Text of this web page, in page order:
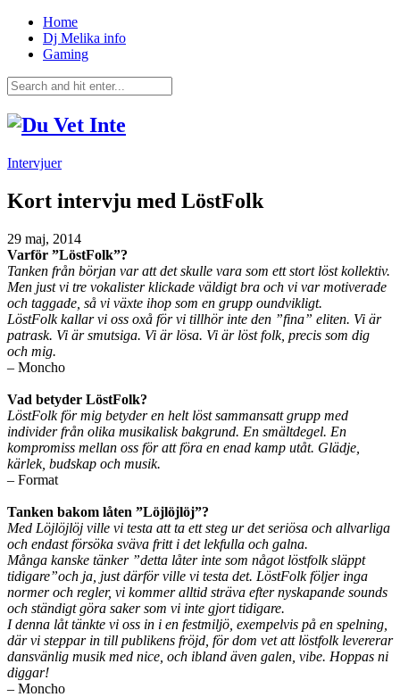
Home
Dj Melika info
Gaming
Intervjuer
Kort intervju med LöstFolk
29 maj, 2014
Varför ”LöstFolk”?
Tanken från början var att det skulle vara som ett stort löst kollektiv.
Men just vi tre vokalister klickade väldigt bra och vi var motiverade
och taggade, så vi växte ihop som en grupp oundvikligt.
LöstFolk kallar vi oss oxå för vi tillhör inte den ”fina” eliten. Vi är
patrask. Vi är smutsiga. Vi är lösa. Vi är löst folk, precis som dig
och mig.
– Moncho
Vad betyder LöstFolk?
LöstFolk för mig betyder en helt löst sammansatt grupp med
individer från olika musikalisk bakgrund. En smältdegel. En
kompromiss mellan oss för att föra en enad kamp utåt. Glädje,
kärlek, budskap och musik.
– Format
Tanken bakom låten ”Löjlöjlöj”?
Med Löjlöjlöj ville vi testa att ta ett steg ur det seriösa och allvarliga
och endast försöka sväva fritt i det lekfulla och galna.
Många kanske tänker ”detta låter inte som något löstfolk släppt
tidigare”och ja, just därför ville vi testa det. LöstFolk följer inga
normer och regler, vi kommer alltid sträva efter nyskapande sounds
och ständigt göra saker som vi inte gjort tidigare.
I denna låt tänkte vi oss in i en festmiljö, exempelvis på en spelning,
där vi steppar in till publikens fröjd, för dom vet att löstfolk levererar
dansvänlig musik med nice, och ibland även galen, vibe. Hoppas ni
diggar!
– Moncho